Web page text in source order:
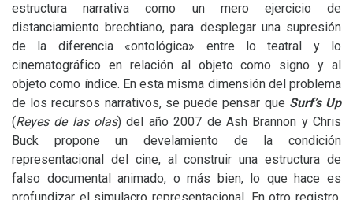
estructura narrativa como un mero ejercicio de
distanciamiento brechtiano, para desplegar una supresión
de la diferencia «ontológica» entre lo teatral y lo
cinematográfico en relación al objeto como signo y al
objeto como índice. En esta misma dimensión del problema
de los recursos narrativos, se puede pensar que Surf’s Up
(Reyes de las olas) del año 2007 de Ash Brannon y Chris
Buck propone un develamiento de la condición
representacional del cine, al construir una estructura de
falso documental animado, o más bien, lo que hace es